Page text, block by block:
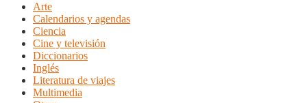
Arte
Calendarios y agendas
Ciencia
Cine y televisión
Diccionarios
Inglés
Literatura de viajes
Multimedia